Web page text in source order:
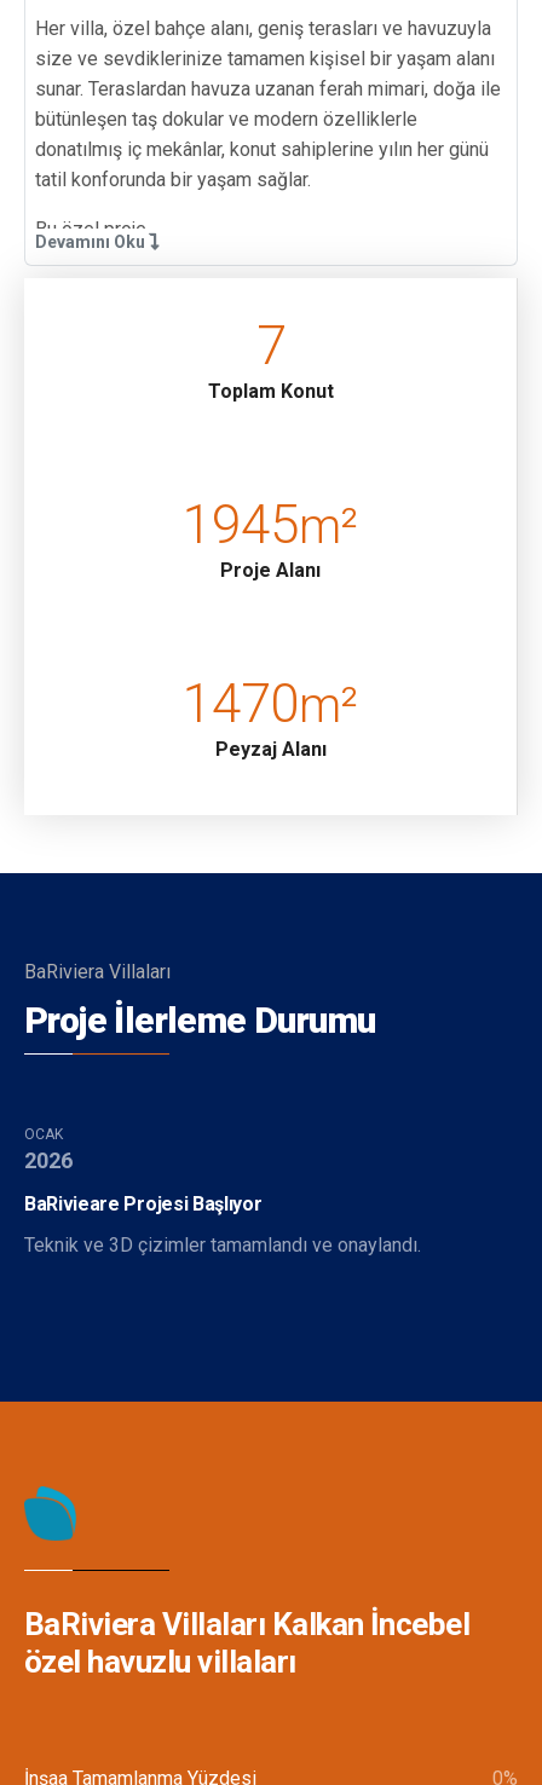
Her villa, özel bahçe alanı, geniş terasları ve havuzuyla
size ve sevdiklerinize tamamen kişisel bir yaşam alanı
sunar. Teraslardan havuza uzanan ferah mimari, doğa ile
bütünleşen taş dokular ve modern özelliklerle
donatılmış iç mekânlar, konut sahiplerine yılın her günü
tatil konforunda bir yaşam sağlar.
Bu özel proje,
konumlanmış benzersiz bir mimariye,
Müstakil villalarda sunulan göz alıcı deniz manzarasına,
aralamaya davet ediyor.
Devamını Oku
7
Toplam Konut
1945m²
Proje Alanı
1470m²
Peyzaj Alanı
BaRiviera Villaları
Proje İlerleme Durumu
OCAK
2026
BaRivieare Projesi Başlıyor
Teknik ve 3D çizimler tamamlandı ve onaylandı.
BaRiviera Villaları Kalkan İncebel
özel havuzlu villaları
İnşaa Tamamlanma Yüzdesi 0%